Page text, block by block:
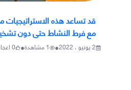
قد تساعد هذه الاستراتيجيات
مع فرط النشاط حتى دون
2 يونيو ، 2022 •
1مشاهدة•
0